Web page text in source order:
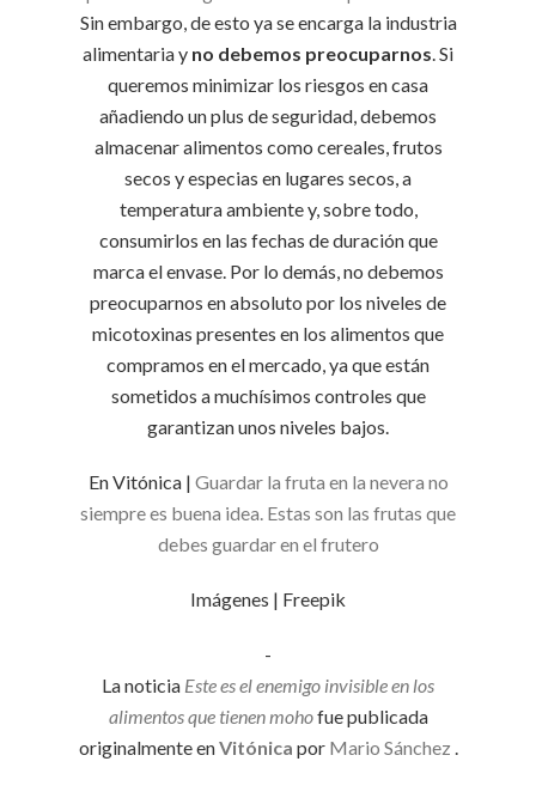
Sin embargo, de esto ya se encarga la industria
alimentaria y no debemos preocuparnos. Si
queremos minimizar los riesgos en casa
añadiendo un plus de seguridad, debemos
almacenar alimentos como cereales, frutos
secos y especias en lugares secos, a
temperatura ambiente y, sobre todo,
consumirlos en las fechas de duración que
marca el envase. Por lo demás, no debemos
preocuparnos en absoluto por los niveles de
micotoxinas presentes en los alimentos que
compramos en el mercado, ya que están
sometidos a muchísimos controles que
garantizan unos niveles bajos.
En Vitónica | Guardar la fruta en la nevera no
siempre es buena idea. Estas son las frutas que
debes guardar en el frutero
Imágenes | Freepik
-
La noticia Este es el enemigo invisible en los
alimentos que tienen mohofue publicada
originalmente enVitónica por Mario Sánchez .